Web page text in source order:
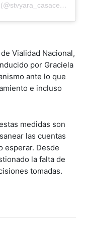
A post shared by stvyara_casacentral (@stvyara_casacentral)
Vialidad Nacional,
por Graciela
ante lo que
e incluso
medidas son
las cuentas
esperar. Desde
la falta de
tomadas.